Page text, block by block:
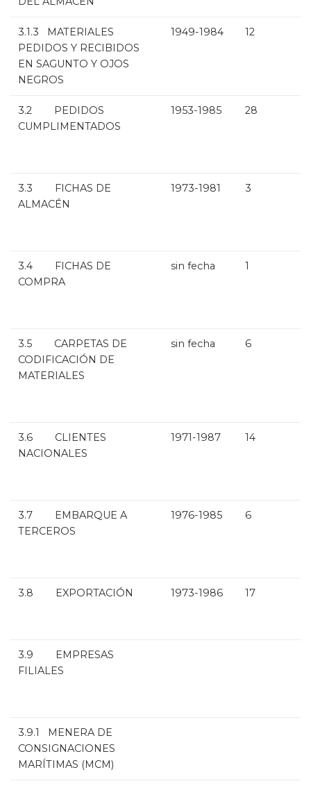
3.1.3 MATERIALES
PEDIDOS Y RECIBIDOS
EN SAGUNTO Y OJOS
NEGROS
1949-1984 12
3.2 PEDIDOS
CUMPLIMENTADOS
1953-1985 28
3.3 FICHAS DE
ALMACÉN
1973-1981 3
3.4 FICHAS DE
COMPRA
sin fecha 1
3.5 CARPETAS DE
CODIFICACIÓN DE
MATERIALES
sin fecha 6
3.6 CLIENTES
NACIONALES
1971-1987 14
3.7 EMBARQUE A
TERCEROS
1976-1985 6
3.8 EXPORTACIÓN 1973-1986 17
3.9 EMPRESAS
FILIALES
3.9.1 MENERA DE
CONSIGNACIONES
MARÍTIMAS (MCM)